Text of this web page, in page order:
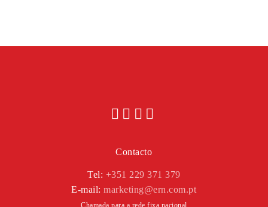
Contacto
Tel: +351 229 371 379
E-mail:marketing@ern.com.pt
Chamada para a rede fixa nacional